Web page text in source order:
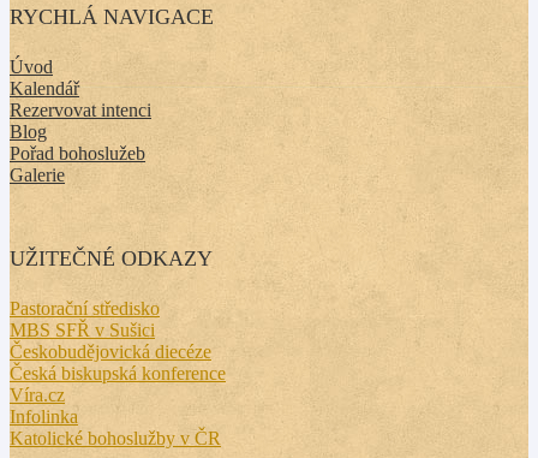
RYCHLÁ NAVIGACE
Úvod
Kalendář
Rezervovat intenci
Blog
Pořad bohoslužeb
Galerie
UŽITEČNÉ ODKAZY
Pastorační středisko
MBS SFŘ v Sušici
Českobudějovická diecéze
Česká biskupská konference
Víra.cz
Infolinka
Katolické bohoslužby v ČR